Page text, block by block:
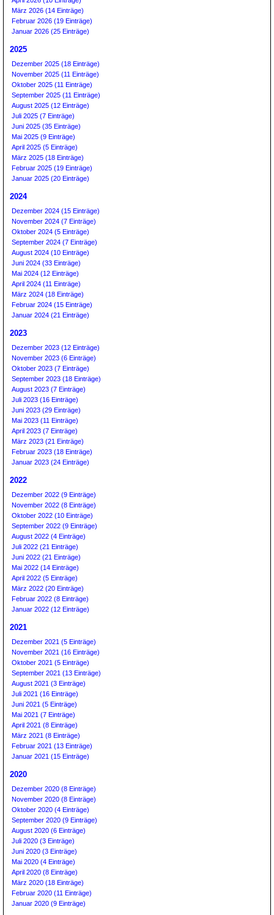
März 2026 (14 Einträge)
Februar 2026 (19 Einträge)
Januar 2026 (25 Einträge)
2025
Dezember 2025 (18 Einträge)
November 2025 (11 Einträge)
Oktober 2025 (11 Einträge)
September 2025 (11 Einträge)
August 2025 (12 Einträge)
Juli 2025 (7 Einträge)
Juni 2025 (35 Einträge)
Mai 2025 (9 Einträge)
April 2025 (5 Einträge)
März 2025 (18 Einträge)
Februar 2025 (19 Einträge)
Januar 2025 (20 Einträge)
2024
Dezember 2024 (15 Einträge)
November 2024 (7 Einträge)
Oktober 2024 (5 Einträge)
September 2024 (7 Einträge)
August 2024 (10 Einträge)
Juni 2024 (33 Einträge)
Mai 2024 (12 Einträge)
April 2024 (11 Einträge)
März 2024 (18 Einträge)
Februar 2024 (15 Einträge)
Januar 2024 (21 Einträge)
2023
Dezember 2023 (12 Einträge)
November 2023 (6 Einträge)
Oktober 2023 (7 Einträge)
September 2023 (18 Einträge)
August 2023 (7 Einträge)
Juli 2023 (16 Einträge)
Juni 2023 (29 Einträge)
Mai 2023 (11 Einträge)
April 2023 (7 Einträge)
März 2023 (21 Einträge)
Februar 2023 (18 Einträge)
Januar 2023 (24 Einträge)
2022
Dezember 2022 (9 Einträge)
November 2022 (8 Einträge)
Oktober 2022 (10 Einträge)
September 2022 (9 Einträge)
August 2022 (4 Einträge)
Juli 2022 (21 Einträge)
Juni 2022 (21 Einträge)
Mai 2022 (14 Einträge)
April 2022 (5 Einträge)
März 2022 (20 Einträge)
Februar 2022 (8 Einträge)
Januar 2022 (12 Einträge)
2021
Dezember 2021 (5 Einträge)
November 2021 (16 Einträge)
Oktober 2021 (5 Einträge)
September 2021 (13 Einträge)
August 2021 (3 Einträge)
Juli 2021 (16 Einträge)
Juni 2021 (5 Einträge)
Mai 2021 (7 Einträge)
April 2021 (8 Einträge)
März 2021 (8 Einträge)
Februar 2021 (13 Einträge)
Januar 2021 (15 Einträge)
2020
Dezember 2020 (8 Einträge)
November 2020 (8 Einträge)
Oktober 2020 (4 Einträge)
September 2020 (9 Einträge)
August 2020 (6 Einträge)
Juli 2020 (3 Einträge)
Juni 2020 (3 Einträge)
Mai 2020 (4 Einträge)
April 2020 (8 Einträge)
März 2020 (18 Einträge)
Februar 2020 (11 Einträge)
Januar 2020 (9 Einträge)